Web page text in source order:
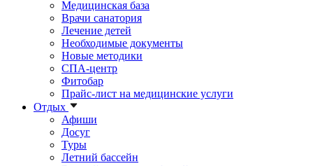
Медицинская база
Врачи санатория
Лечение детей
Необходимые документы
Новые методики
СПА-центр
Фитобар
Прайс-лист на медицинские услуги
Отдых
Афиши
Досуг
Туры
Летний бассейн